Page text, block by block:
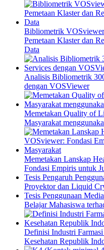
Bibliometrik
Pemetaan Klaster dan
Data
Analisis Bibliometrik
dengan VOSViewer
Memetakan Quality of
Masyarakat
Memetakan Lanskap
Fondasi Empiris untuk
Tesis Pengaruh
Proyektor dan Liquid
Tesis Penggunaan
Belajar Mahasiswa
Definisi Industri
Kesehatan Republik